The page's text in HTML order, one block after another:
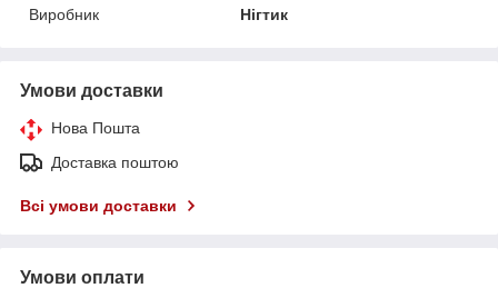
Виробник
Нігтик
Умови доставки
Нова Пошта
Доставка поштою
Всі умови доставки
Умови оплати